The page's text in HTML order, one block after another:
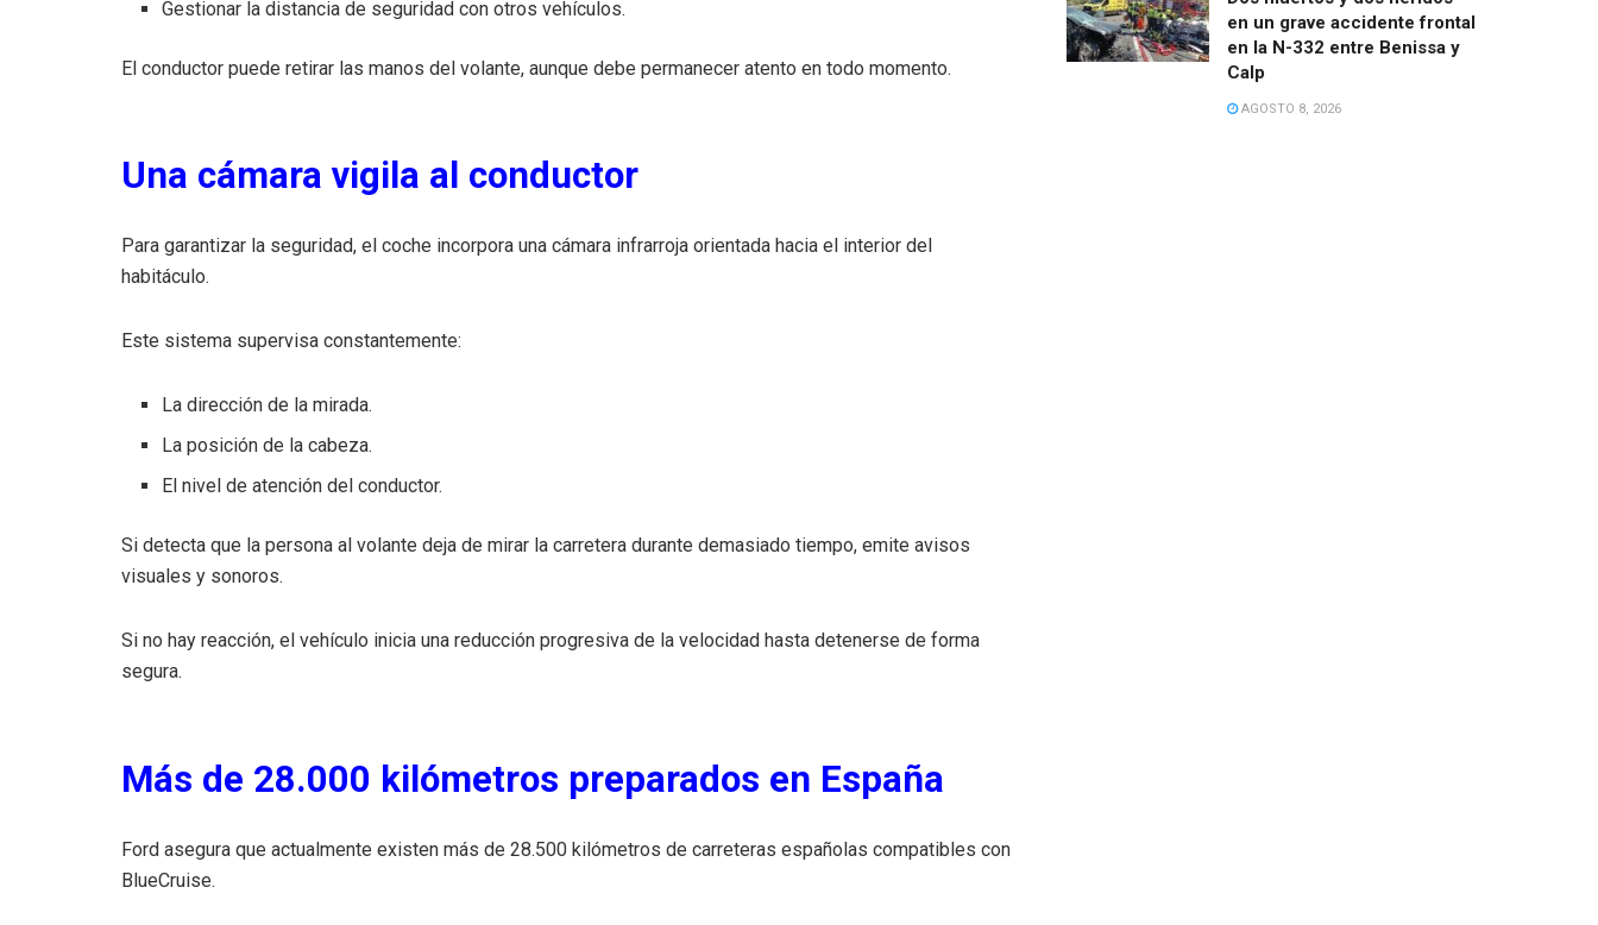
Gestionar la distancia de seguridad con otros vehículos.
El conductor puede retirar las manos del volante, aunque debe permanecer atento en todo momento.
Una cámara vigila al conductor
Para garantizar la seguridad, el coche incorpora una cámara infrarroja orientada hacia el interior del
habitáculo.
Este sistema supervisa constantemente:
La dirección de la mirada.
La posición de la cabeza.
El nivel de atención del conductor.
Si detecta que la persona al volante deja de mirar la carretera durante demasiado tiempo, emite avisos
visuales y sonoros.
Si no hay reacción, el vehículo inicia una reducción progresiva de la velocidad hasta detenerse de forma
segura.
Más de 28.000 kilómetros preparados en España
Ford asegura que actualmente existen más de 28.500 kilómetros de carreteras españolas compatibles con
BlueCruise.
en un grave accidente frontal
en la N-332 entre Benissa y
Calp
AGOSTO 8, 2026